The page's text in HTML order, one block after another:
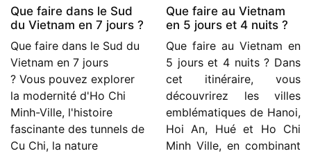
Que faire dans le Sud
du Vietnam en 7 jours ?
Que faire dans le Sud du
Vietnam en 7 jours
? Vous pouvez explorer
la modernité d'Ho Chi
Minh-Ville, l'histoire
fascinante des tunnels de
Cu Chi, la nature
Que faire au Vietnam
en 5 jours et 4 nuits ?
Que faire au Vietnam en
5 jours et 4 nuits ? Dans
cet itinéraire, vous
découvrirez les villes
emblématiques de Hanoi,
Hoi An, Hué et Ho Chi
Minh Ville, en combinant